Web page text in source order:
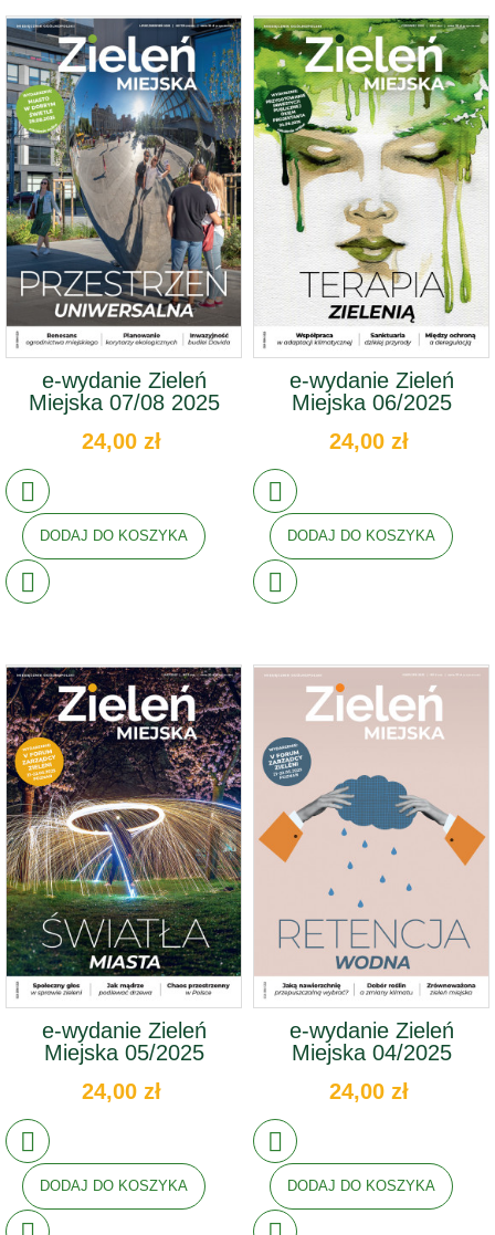
e-wydanie Zieleń
Miejska 07/08 2025
24,00 zł
DODAJ DO KOSZYKA
e-wydanie Zieleń
Miejska 06/2025
24,00 zł
DODAJ DO KOSZYKA
e-wydanie Zieleń
Miejska 05/2025
24,00 zł
DODAJ DO KOSZYKA
e-wydanie Zieleń
Miejska 04/2025
24,00 zł
DODAJ DO KOSZYKA